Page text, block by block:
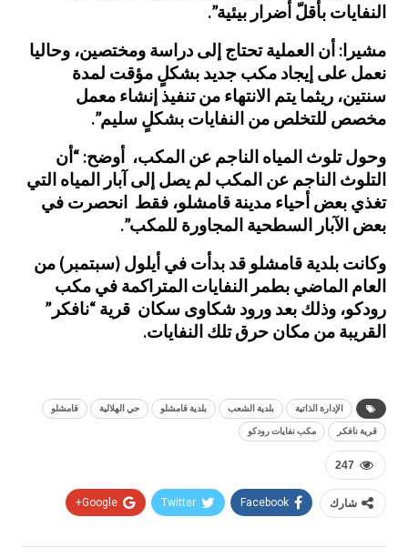
النفايات بأقلّ أضرار بيئية”.
مشيرا: أن العملية تحتاج إلى دراسة ومختصين، وحاليا
نعمل على إيجاد مكب جديد بشكلٍ مؤقت لمدة
سنتين، ريثما يتم الانتهاء من تنفيذ إنشاء معمل
مخصص للتخلص من النفايات بشكلٍ سليم”.
وحول تلوث المياه الناجم عن المكب، أوضح: “أن
التلوث الناجم عن المكب لم يصل إلى آبار المياه التي
تغذي بعض أحياء مدينة قامشلو، فقط انحصرت في
بعض الآبار السطحية المجاورة للمكب”.
وكانت بلدية قامشلو قد بدأت في أيلول (سبتمبر) من
العام الماضي بطمر النفايات المتراكمة في مكب
رودكو، وذلك بعد ورود شكاوى سكان قرية “نافكر”
القريبة من مكان حرق تلك النفايات.
الإدارة الذاتية بلدية الشعب بلدية قامشلو حي الهلالية قامشلو
قرية نافكر مكب نفايات رودكو
247
شارك Facebook
Twitter
Google+